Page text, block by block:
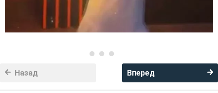
Вперед
Назад